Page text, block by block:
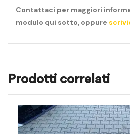
Contattaci per maggiori
modulo qui sotto, oppure
Prodotti correlati